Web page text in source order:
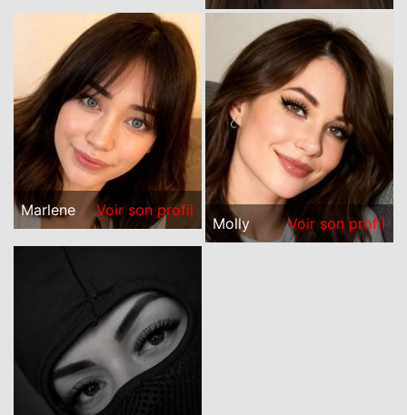
Marlene Voir son profil
Molly Voir son profil